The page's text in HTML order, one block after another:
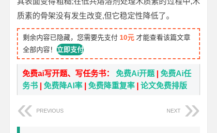
质素的骨架没有发生改变,但它稳定性降低了。
剩余内容已隐藏，您需要先支付 10元 才能查看该篇文章
全部内容！立即支付
免费ai写开题、写任务书：免费Ai开题 |免费Ai任
务书 |免费降AI率 |免费降重复率 |论文免费排版
PREVIOUS NEXT